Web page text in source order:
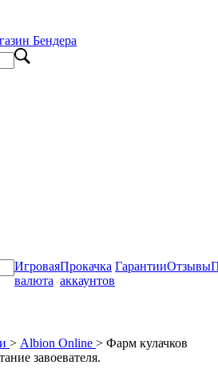
Бендера
Игровая
валюта
Прокачка
аккаунтов
ГарантииОтзывы
> Albion Online > Фарм кулачков
завоевателя.